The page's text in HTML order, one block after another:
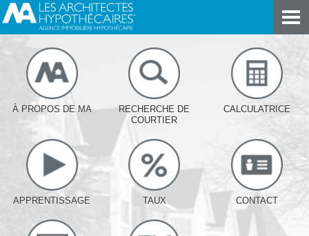
À PROPOS DE MA
RECHERCHE DE
COURTIER
CALCULATRICE
APPRENTISSAGE TAUX CONTACT